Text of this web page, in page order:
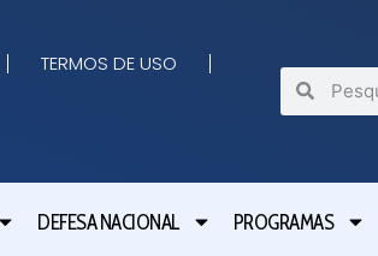
TERMOS DE USO
DEFESA NACIONAL PROGRAMAS